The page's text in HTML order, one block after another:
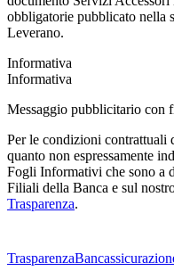
obbligatorie pubblicato nella
Leverano.
Informativa
Informativa
Messaggio pubblicitario con
Per le condizioni contrattuali
quanto non espressamente
Fogli Informativi che sono a
Filiali della Banca e sul
Trasparenza.
Trasparenza